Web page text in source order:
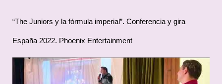
“The Juniors y la fórmula imperial”. Conferencia y gira
España 2022. Phoenix Entertainment